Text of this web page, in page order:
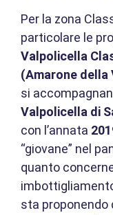
Per la zona
particolare le
Valpolicella
(Amarone della
si
Valpolicella di
con l’annata
“giovane” nel
quanto
sta proponendo